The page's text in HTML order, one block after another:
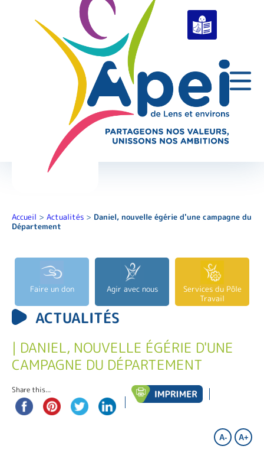
Accueil > Actualités > Daniel, nouvelle égérie d'une campagne du
Département
Faire un don Agir avec nous
Services du Pôle
Travail
ACTUALITÉS
| DANIEL, NOUVELLE ÉGÉRIE D'UNE
CAMPAGNE DU DÉPARTEMENT
Share this...
A- A+